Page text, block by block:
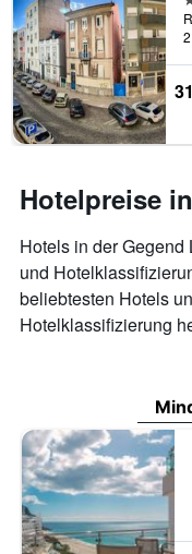
Hotelpreise
Hotels in der
und
beliebtesten Hotels
Hotelklassifizierung